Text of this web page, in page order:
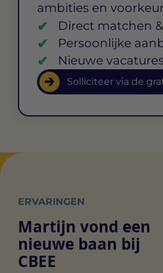
ambities en
Direct matchen
Persoonlijke
Nieuwe
Solliciteer via de
ERVARINGEN
Martijn vond een
nieuwe baan bij
CBEE